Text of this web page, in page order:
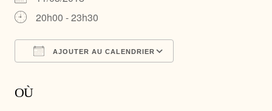
20h00 - 23h30
AJOUTER AU CALENDRIER
OÙ